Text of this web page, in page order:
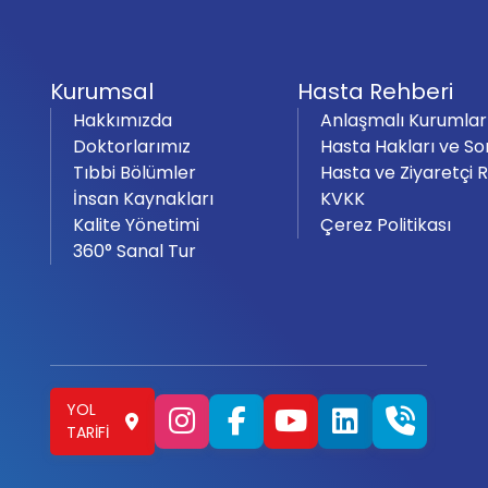
Kurumsal
Hakkımızda
Doktorlarımız
Tıbbi Bölümler
İnsan Kaynakları
Kalite Yönetimi
360° Sanal Tur
Hasta Rehberi
Anlaşmalı Kurumlar
Hasta Hakları ve
Hasta ve Ziyaretçi
KVKK
Çerez Politikası
YOL
TARIFI